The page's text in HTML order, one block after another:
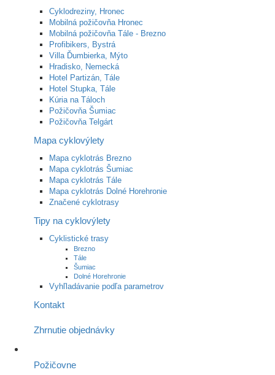
Cyklodreziny, Hronec
Mobilná požičovňa Hronec
Mobilná požičovňa Tále - Brezno
Profibikers, Bystrá
Villa Ďumbierka, Mýto
Hradisko, Nemecká
Hotel Partizán, Tále
Hotel Stupka, Tále
Kúria na Táloch
Požičovňa Šumiac
Požičovňa Telgárt
Mapa cyklovýlety
Mapa cyklotrás Brezno
Mapa cyklotrás Šumiac
Mapa cyklotrás Tále
Mapa cyklotrás Dolné Horehronie
Značené cyklotrasy
Tipy na cyklovýlety
Cyklistické trasy
Brezno
Tále
Šumiac
Dolné Horehronie
Vyhľladávanie podľa parametrov
Kontakt
Zhrnutie objednávky
Požičovne